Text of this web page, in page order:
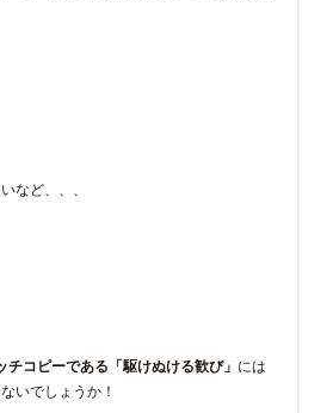
など、、、
チコピーである「駆けぬける歓び」 には
いでしょうか！